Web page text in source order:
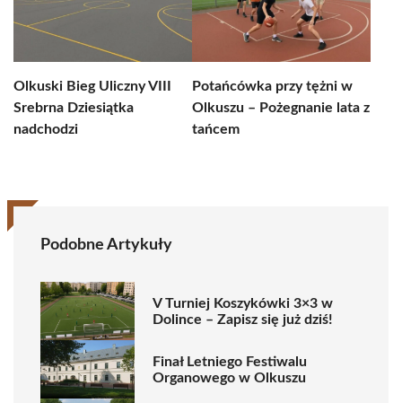
Olkuski Bieg Uliczny VIII
Srebrna Dziesiątka
nadchodzi
Potańcówka przy tężni w
Olkuszu – Pożegnanie lata z
tańcem
Podobne Artykuły
V Turniej Koszykówki 3×3 w
Dolince – Zapisz się już dziś!
Finał Letniego Festiwalu
Organowego w Olkuszu